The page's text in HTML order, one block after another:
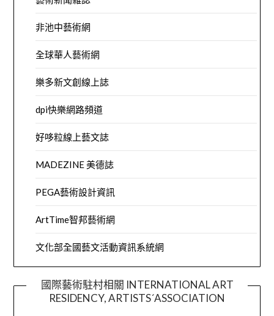
非池中藝術網
全球華人藝術網
樂多新文創線上誌
dpi快樂網路頻道
好哆粒線上藝文誌
MADEZINE 美德誌
PEGA藝術設計資訊
ArtTime智邦藝術網
文化部全國藝文活動資訊系統網
國際藝術駐村相關 INTERNATIONAL ART
RESIDENCY, ARTISTS´ASSOCIATION